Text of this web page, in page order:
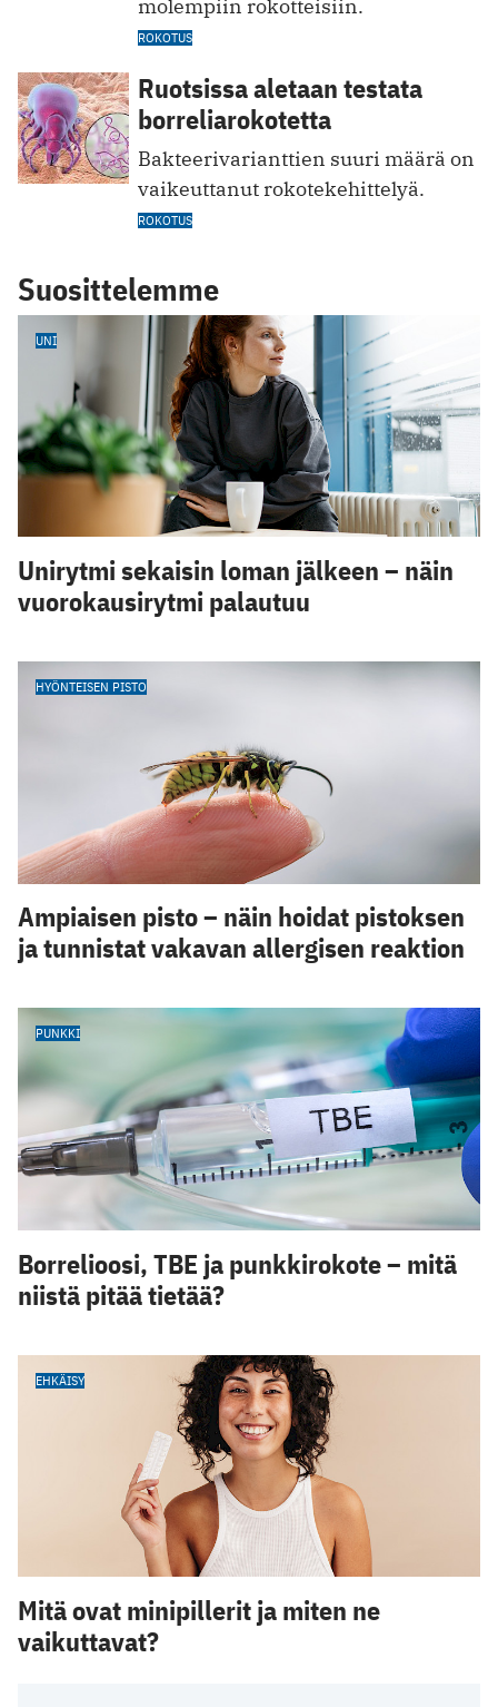
molempiin rokotteisiin.
ROKOTUS
Ruotsissa aletaan testata
borreliarokotetta
Bakteerivarianttien suuri määrä on
vaikeuttanut rokotekehittelyä.
ROKOTUS
Suosittelemme
UNI
Unirytmi sekaisin loman jälkeen – näin
vuorokausirytmi palautuu
HYÖNTEISEN PISTO
Ampiaisen pisto – näin hoidat pistoksen
ja tunnistat vakavan allergisen reaktion
PUNKKI
Borrelioosi, TBE ja punkkirokote – mitä
niistä pitää tietää?
EHKÄISY
Mitä ovat minipillerit ja miten ne
vaikuttavat?